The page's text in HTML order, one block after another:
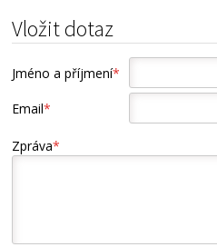
Vložit dotaz
Jméno a příjmení*
Email*
Zpráva*